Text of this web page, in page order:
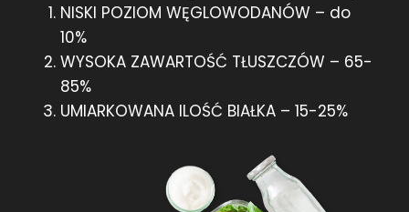
NISKI POZIOM WĘGLOWODANÓW – do
10%
WYSOKA ZAWARTOŚĆ TŁUSZCZÓW – 65-
85%
UMIARKOWANA ILOŚĆ BIAŁKA – 15-25%